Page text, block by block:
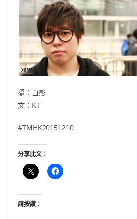
攝：白影
文：KT
#‎TMHK20151210
分享此文：
請按讚：